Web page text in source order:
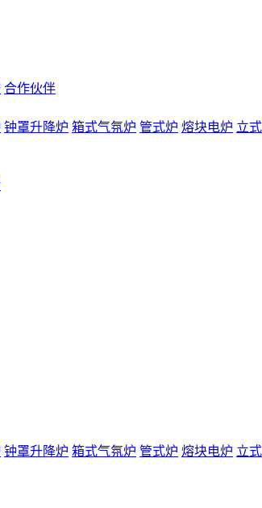
合作伙伴
钟罩升降炉 箱式气氛炉 管式炉 熔块电炉 立
钟罩升降炉 箱式气氛炉 管式炉 熔块电炉 立